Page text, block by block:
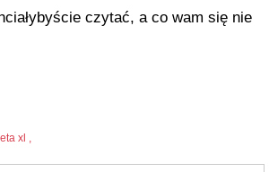
czytać, a co wam się nie
xl ,